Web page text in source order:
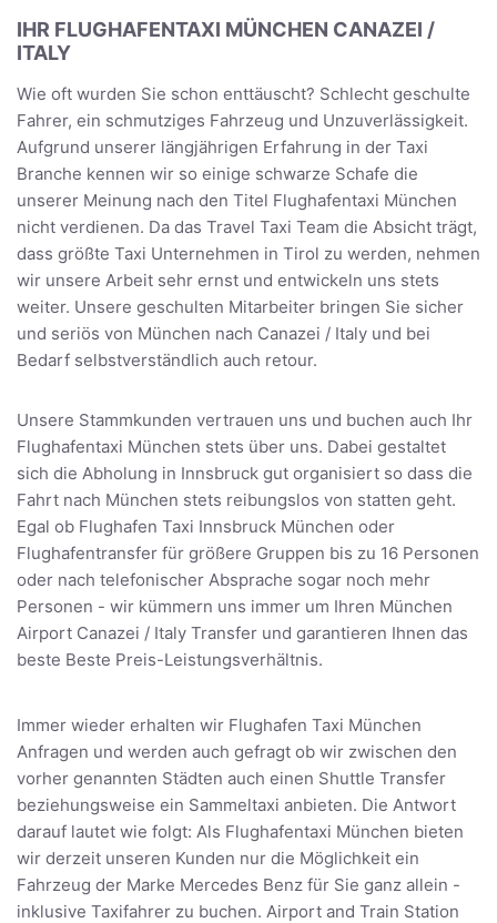
IHR FLUGHAFENTAXI MÜNCHEN CANAZEI /
ITALY
Wie oft wurden Sie schon enttäuscht? Schlecht geschulte
Fahrer, ein schmutziges Fahrzeug und Unzuverlässigkeit.
Aufgrund unserer längjährigen Erfahrung in der Taxi
Branche kennen wir so einige schwarze Schafe die
unserer Meinung nach den Titel Flughafentaxi München
nicht verdienen. Da das Travel Taxi Team die Absicht trägt,
dass größte Taxi Unternehmen in Tirol zu werden, nehmen
wir unsere Arbeit sehr ernst und entwickeln uns stets
weiter. Unsere geschulten Mitarbeiter bringen Sie sicher
und seriös von München nach Canazei / Italy und bei
Bedarf selbstverständlich auch retour.
Unsere Stammkunden vertrauen uns und buchen auch Ihr
Flughafentaxi München stets über uns. Dabei gestaltet
sich die Abholung in Innsbruck gut organisiert so dass die
Fahrt nach München stets reibungslos von statten geht.
Egal ob Flughafen Taxi Innsbruck München oder
Flughafentransfer für größere Gruppen bis zu 16 Personen
oder nach telefonischer Absprache sogar noch mehr
Personen - wir kümmern uns immer um Ihren München
Airport Canazei / Italy Transfer und garantieren Ihnen das
beste Beste Preis-Leistungsverhältnis.
Immer wieder erhalten wir Flughafen Taxi München
Anfragen und werden auch gefragt ob wir zwischen den
vorher genannten Städten auch einen Shuttle Transfer
beziehungsweise ein Sammeltaxi anbieten. Die Antwort
darauf lautet wie folgt: Als Flughafentaxi München bieten
wir derzeit unseren Kunden nur die Möglichkeit ein
Fahrzeug der Marke Mercedes Benz für Sie ganz allein -
inklusive Taxifahrer zu buchen. Airport and Train Station